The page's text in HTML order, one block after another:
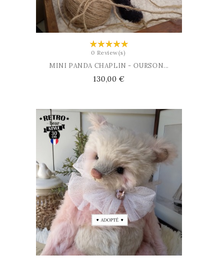
0 Review(s)
MINI PANDA CHAPLIN - OURSON...
Prix
130,00 €